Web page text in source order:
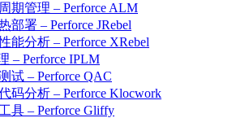
期管理 – Perforce ALM
部署 – Perforce JRebel
能分析 – Perforce XRebel
– Perforce IPLM
试 – Perforce QAC
码分析 – Perforce Klocwork
具 – Perforce Gliffy